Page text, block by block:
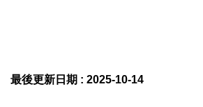
最後更新日期 : 2025-10-14